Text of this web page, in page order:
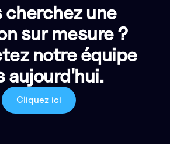
cherchez une
sur mesure ?
notre équipe
aujourd'hui.
Cliquez ici